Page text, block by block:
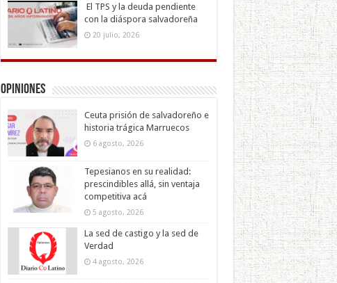
El TPS y la deuda pendiente
con la diáspora salvadoreña
20 julio, 2026
Opiniones
Ceuta prisión de salvadoreño e
historia trágica Marruecos
6 agosto, 2026
Tepesianos en su realidad:
prescindibles allá, sin ventaja
competitiva acá
5 agosto, 2026
La sed de castigo y la sed de
Verdad
4 agosto, 2026